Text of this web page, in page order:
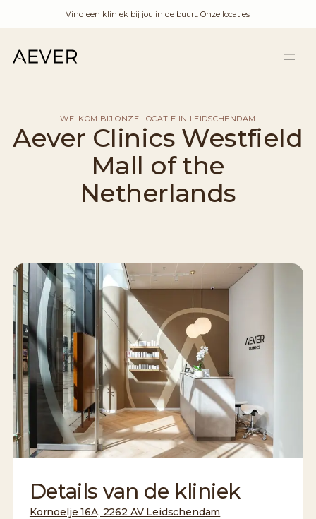
Vind een kliniek bij jou in de buurt:Onze locaties
WELKOM BIJ ONZE LOCATIE IN LEIDSCHENDAM
Aever Clinics Westfield
Mall of the
Netherlands
Details van de kliniek
Kornoelje 16A, 2262 AV Leidschendam